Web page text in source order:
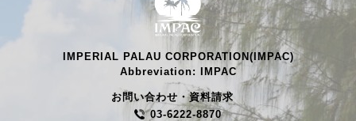
IMPERIAL PALAU CORPORATION(IMPAC)
Abbreviation: IMPAC
お問い合わせ・資料請求
03-6222-8870